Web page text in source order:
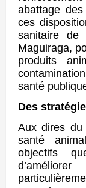
abattage
ces
sanitaire de
Maguiraga,
produits
santé
Des
Aux dires
santé
objectifs